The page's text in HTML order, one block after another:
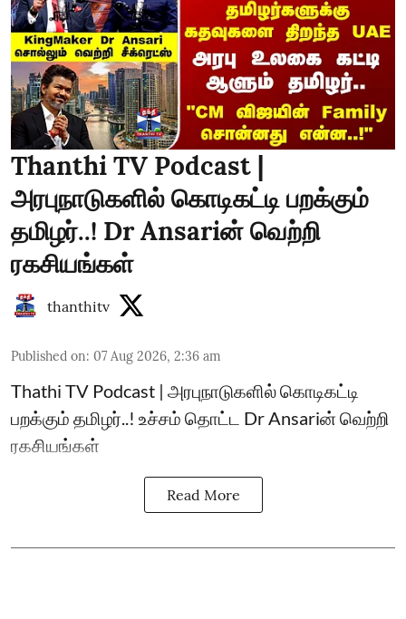
Thanthi TV Podcast |
அரபுநாடுகளில் கொடிகட்டி பறக்கும்
தமிழர்..! Dr Ansariன் வெற்றி
ரகசியங்கள்
thanthitv
Published on: 07 Aug 2026, 2:36 am
Thathi TV Podcast | அரபுநாடுகளில் கொடிகட்டி
பறக்கும் தமிழர்..! உச்சம் தொட்ட Dr Ansariன் வெற்றி
ரகசியங்கள்
Read More